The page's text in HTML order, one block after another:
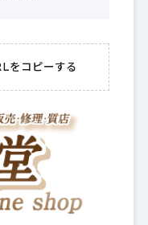
をコピーする